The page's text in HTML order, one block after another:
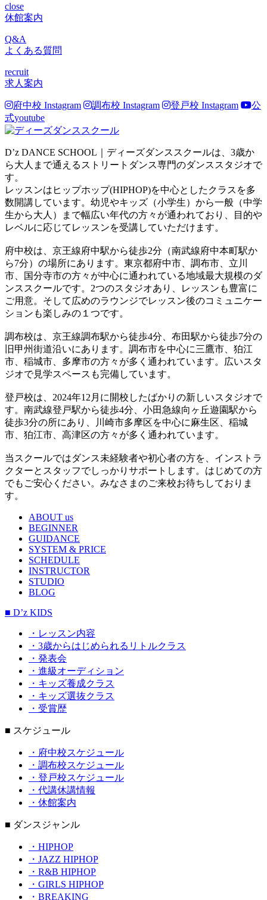
close
休館案内
Q&A
よくある質問
recruit
求人案内
府中校 Instagram 調布校 Instagram 登戸校 Instagram
公
式youtube
D’z DANCE SCHOOL｜ディーズダンススクールは、3歳か
ら大人まで通えるストリートダンス専門のダンススタジオで
す。
レッスンはヒップホップ(HIPHOP)を中心としたクラスを多
数開講しています。幼児やキッズ（小学生）から一般（中学
生から大人）まで幅広い年代の方々が通われており、目的や
レベルに応じてレッスンを受講していただけます。
府中校は、京王線府中駅から徒歩2分（南武線府中本町駅か
ら7分）の場所にあります。東京都府中市、調布市、立川
市、国分寺市の方々が中心に通われている地域最大規模のダ
ンススクールです。2つのスタジオあり、レッスンも豊富に
ご用意。そして広めのラウンジでレッスン後のコミュニケー
ションも楽しみの１つです。
調布校は、京王線調布駅から徒歩4分、布田駅から徒歩7分の
旧甲州街道沿いにあります。調布市を中心に三鷹市、狛江
市、稲城市、多摩市の方々が多く通われています。広いスタ
ジオで見学スペースも完備しています。
登戸校は、2024年12月に開校したばかりの新しいスタジオで
す。南武線登戸駅から徒歩4分、小田急線向ヶ丘遊園駅から
徒歩3分の所にあり、川崎市多摩区を中心に麻生区、稲城
市、狛江市、高津区の方々が多く通われています。
当スクールではダンス未経験者や初心者の方を、インストラ
クターとスタッフでしっかりサポートします。はじめての方
でもご安心ください。みなさまのご来校お待ちしておりま
す。
ABOUT us
BEGINNER
GUIDANCE
SYSTEM & PRICE
SCHEDULE
INSTRUCTOR
STUDIO
BLOG
■ D’z KIDS
・レッスン内容
・3歳からはじめられるリトルクラス
・発表会
・進級オーディション
・キッズ養成クラス
・キッズ選抜クラス
・受賞歴
■ スケジュール
・府中校スケジュール
・調布校スケジュール
・登戸校スケジュール
・代講休講情報
・休館案内
■ ダンスジャンル
・HIPHOP
・JAZZ HIPHOP
・R&B HIPHOP
・GIRLS HIPHOP
・BREAKING